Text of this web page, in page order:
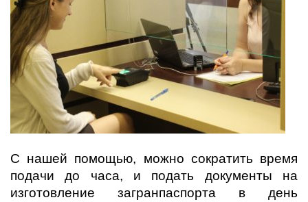
С нашей помощью, можно сократить время
подачи до часа, и подать документы на
изготовление загранпаспорта в день